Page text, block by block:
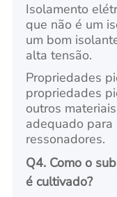
Isolamento
que não é um
um bom
alta tensão.
Propriedades
propriedades
outros
adequado para
ressonadores.
Q4. Como o
é cultivado?